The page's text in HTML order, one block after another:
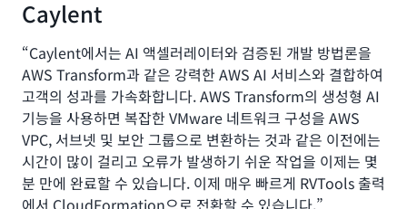
Caylent
“Caylent에서는 AI 액셀러레이터와 검증된 개발 방법론을
AWS Transform과 같은 강력한 AWS AI 서비스와 결합하여
고객의 성과를 가속화합니다. AWS Transform의 생성형 AI
기능을 사용하면 복잡한 VMware 네트워크 구성을 AWS
VPC, 서브넷 및 보안 그룹으로 변환하는 것과 같은 이전에는
시간이 많이 걸리고 오류가 발생하기 쉬운 작업을 이제는 몇
분 만에 완료할 수 있습니다. 이제 매우 빠르게 RVTools 출력
에서 CloudFormation으로 전환할 수 있습니다.”